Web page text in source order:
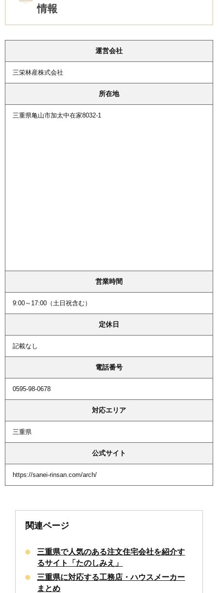
情報
運営会社
三栄林産株式会社
所在地
三重県亀山市加太中在家8032-1
営業時間
9:00～17:00（土日祝含む）
定休日
記載なし
電話番号
0595-98-0678
対応エリア
三重県
公式サイト
https://sanei-rinsan.com/arch/
関連ページ
三重県で人気のある注文住宅会社を紹介す
るサイト「たのしみえ」
三重県に対応する工務店・ハウスメーカー
まとめ